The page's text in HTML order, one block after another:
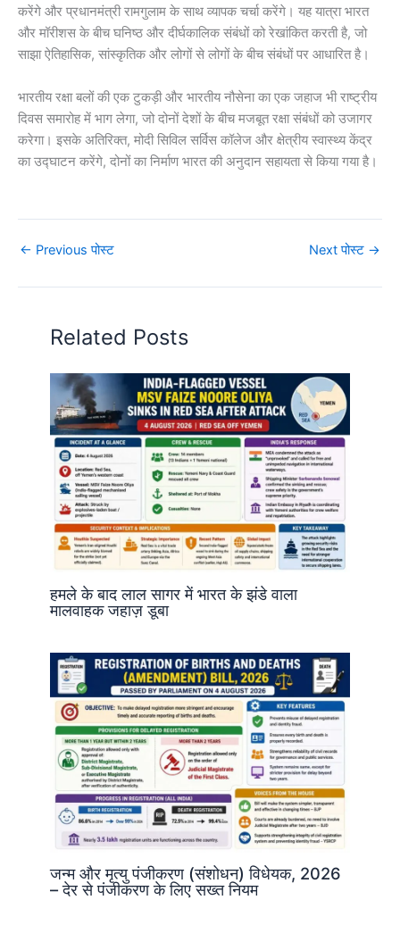
करेंगे और प्रधानमंत्री रामगुलाम के साथ व्यापक चर्चा करेंगे। यह यात्रा भारत
और मॉरीशस के बीच घनिष्ठ और दीर्घकालिक संबंधों को रेखांकित करती है, जो
साझा ऐतिहासिक, सांस्कृतिक और लोगों से लोगों के बीच संबंधों पर आधारित है।
भारतीय रक्षा बलों की एक टुकड़ी और भारतीय नौसेना का एक जहाज भी राष्ट्रीय
दिवस समारोह में भाग लेगा, जो दोनों देशों के बीच मजबूत रक्षा संबंधों को उजागर
करेगा। इसके अतिरिक्त, मोदी सिविल सर्विस कॉलेज और क्षेत्रीय स्वास्थ्य केंद्र
का उद्घाटन करेंगे, दोनों का निर्माण भारत की अनुदान सहायता से किया गया है।
← Previous पोस्ट Next पोस्ट →
Related Posts
हमले के बाद लाल सागर में भारत के झंडे वाला
मालवाहक जहाज़ डूबा
जन्म और मृत्यु पंजीकरण (संशोधन) विधेयक, 2026
– देर से पंजीकरण के लिए सख्त नियम